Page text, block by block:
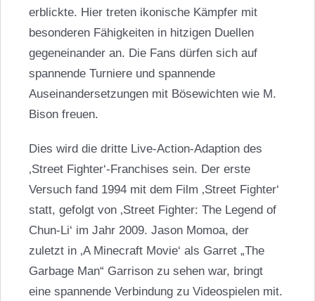
erblickte. Hier treten ikonische Kämpfer mit
besonderen Fähigkeiten in hitzigen Duellen
gegeneinander an. Die Fans dürfen sich auf
spannende Turniere und spannende
Auseinandersetzungen mit Bösewichten wie M.
Bison freuen.
Dies wird die dritte Live-Action-Adaption des
‚Street Fighter‘-Franchises sein. Der erste
Versuch fand 1994 mit dem Film ‚Street Fighter‘
statt, gefolgt von ‚Street Fighter: The Legend of
Chun-Li‘ im Jahr 2009. Jason Momoa, der
zuletzt in ‚A Minecraft Movie‘ als Garret „The
Garbage Man“ Garrison zu sehen war, bringt
eine spannende Verbindung zu Videospielen mit.